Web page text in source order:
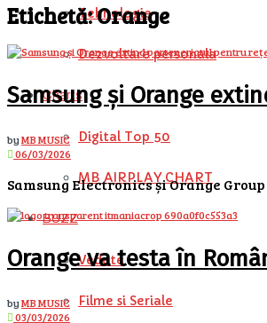
Tehnologie
Dezvoltare personala
Charts
Digital Top 50
MB AIRPLAY CHART
BUZZ
Vedete
Filme si Seriale
Etichetă:Orange
Samsung și Orange
byMB MUSIC
06/03/2026
Samsung Electronics și Orange
Orange va testa în
byMB MUSIC
03/03/2026